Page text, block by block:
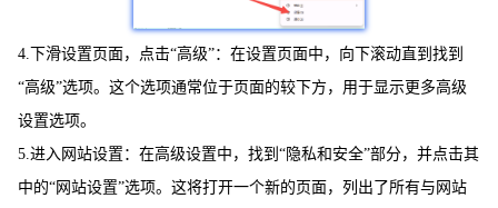
4.下滑设置页面，点击“高级”：在设置页面中，向下滚动直到找到
“高级”选项。这个选项通常位于页面的较下方，用于显示更多高级
设置选项。
5.进入网站设置：在高级设置中，找到“隐私和安全”部分，并点击其
中的“网站设置”选项。这将打开一个新的页面，列出了所有与网站